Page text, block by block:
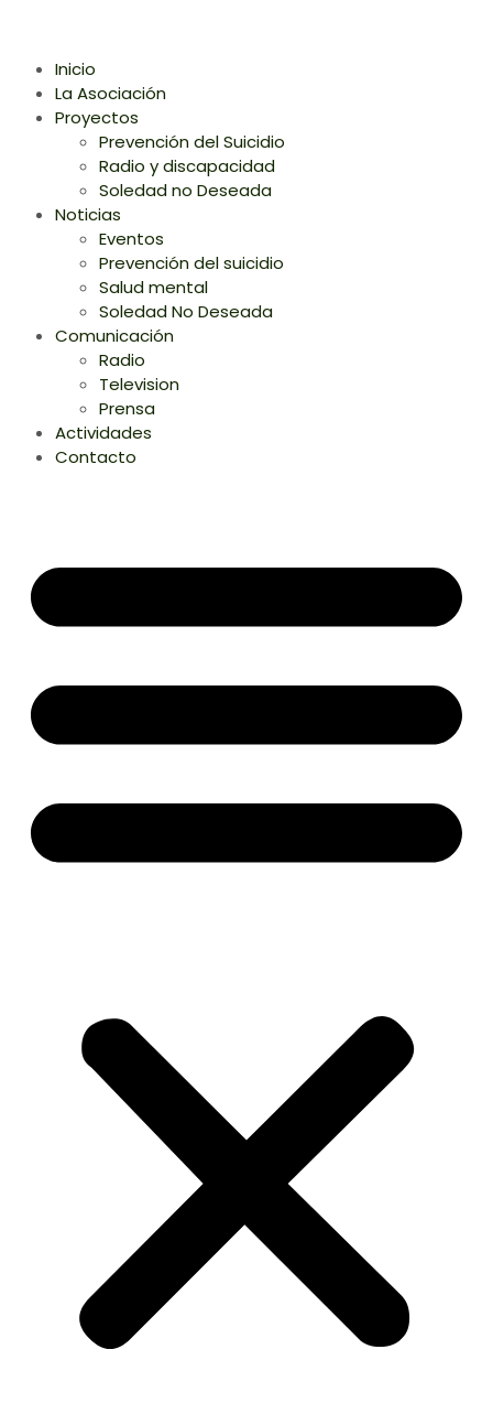
Inicio
La Asociación
Proyectos
Prevención del Suicidio
Radio y discapacidad
Soledad no Deseada
Noticias
Eventos
Prevención del suicidio
Salud mental
Soledad No Deseada
Comunicación
Radio
Television
Prensa
Actividades
Contacto